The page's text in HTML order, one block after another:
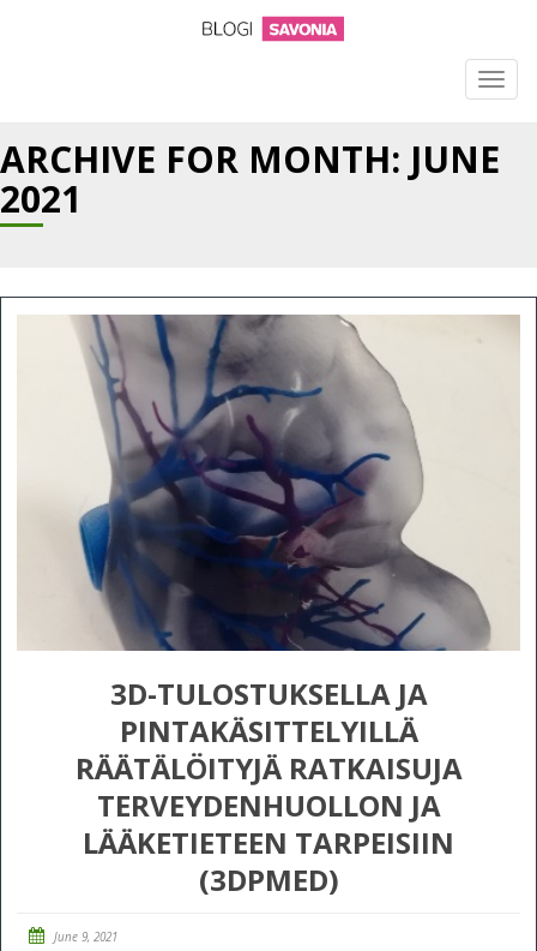
ARCHIVE FOR MONTH: JUNE
2021
3D-TULOSTUKSELLA JA
PINTAKÄSITTELYILLÄ
RÄÄTÄLÖITYJÄ RATKAISUJA
TERVEYDENHUOLLON JA
LÄÄKETIETEEN TARPEISIIN
(3DPMED)
June 9, 2021